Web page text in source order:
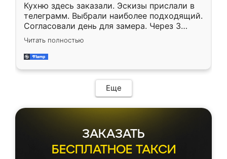
Кухню здесь заказали. Эскизы прислали в
телеграмм. Выбрали наиболее подходящий.
Согласовали день для замера. Через 3
недели кухня была уже готова. Остались
довольны работой. Спасибо Ренессанс
мебель за качественную работу!
Читать полностью
Еще
ЗАКАЗАТЬ
БЕСПЛАТНОЕ ТАКСИ